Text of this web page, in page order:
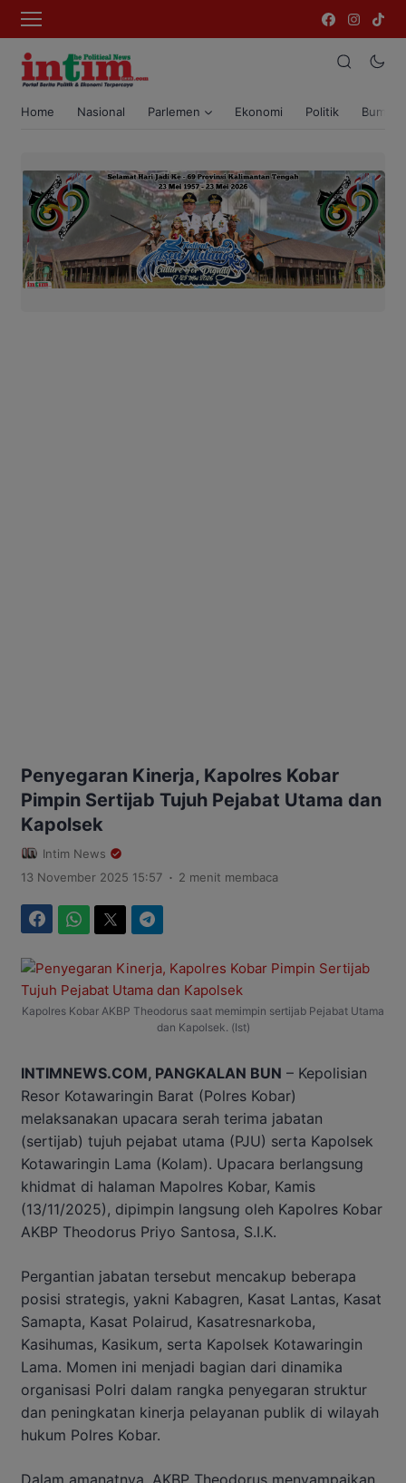
Home Nasional Parlemen Ekonomi Politik Bumi
Penyegaran Kinerja, Kapolres Kobar
Pimpin Sertijab Tujuh Pejabat Utama dan
Kapolsek
Intim News
13 November 2025 15:57 . 2 menit membaca
Kapolres Kobar AKBP Theodorus saat memimpin sertijab Pejabat Utama
dan Kapolsek. (Ist)
INTIMNEWS.COM, PANGKALAN BUN – Kepolisian
Resor Kotawaringin Barat (Polres Kobar)
melaksanakan upacara serah terima jabatan
(sertijab) tujuh pejabat utama (PJU) serta Kapolsek
Kotawaringin Lama (Kolam). Upacara berlangsung
khidmat di halaman Mapolres Kobar, Kamis
(13/11/2025), dipimpin langsung oleh Kapolres Kobar
AKBP Theodorus Priyo Santosa, S.I.K.
Pergantian jabatan tersebut mencakup beberapa
posisi strategis, yakni Kabagren, Kasat Lantas, Kasat
Samapta, Kasat Polairud, Kasatresnarkoba,
Kasihumas, Kasikum, serta Kapolsek Kotawaringin
Lama. Momen ini menjadi bagian dari dinamika
organisasi Polri dalam rangka penyegaran struktur
dan peningkatan kinerja pelayanan publik di wilayah
hukum Polres Kobar.
Dalam amanatnya, AKBP Theodorus menyampaikan